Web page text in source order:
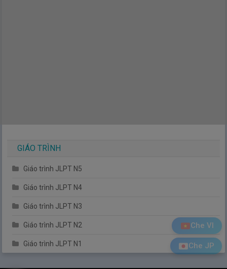
Che JP
Che VI
GIÁO TRÌNH
Giáo trình JLPT N5
Giáo trình JLPT N4
Giáo trình JLPT N3
Giáo trình JLPT N2
Giáo trình JLPT N1